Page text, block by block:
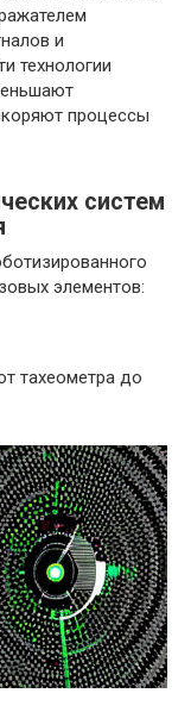
и
технологии
процессы
систем
элементов:
тахеометра до